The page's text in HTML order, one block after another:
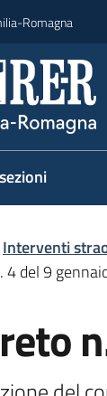
Romagna
Interventi
4 del 9